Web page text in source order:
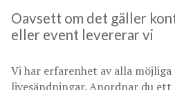
Oavsett om det gäller
eller event levererar vi
Vi har erfarenhet av alla
livesändningar. Anordnar du